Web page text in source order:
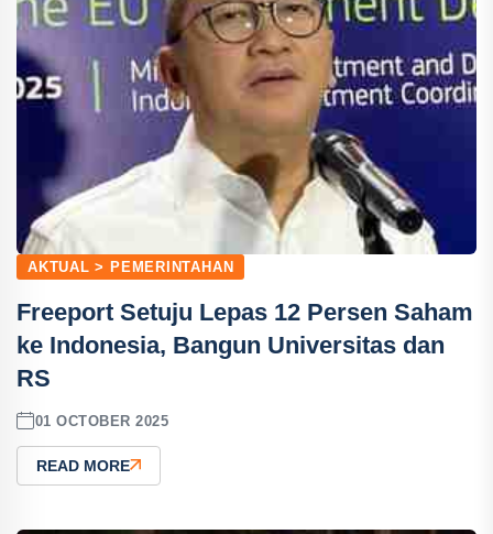
AKTUAL > PEMERINTAHAN
Freeport Setuju Lepas 12 Persen Saham
ke Indonesia, Bangun Universitas dan
RS
01 OCTOBER 2025
READ MORE